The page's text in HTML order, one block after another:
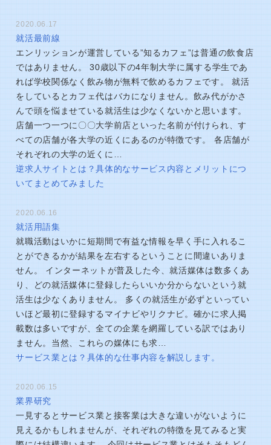
2020.06.17
就活最前線
エンリッションが運営している”知るカフェ”は普通の飲食店
ではありません。 30歳以下の4年制大学に属する学生であ
れば学校関係なく飲み物が無料で飲めるカフェです。 就活
をしているとカフェ代はバカになりません。飲み代がかさ
んで頭を悩ませている就活生は少なくないかと思います。
店舗一つ一つに〇〇大学前店といった名前が付けられ、す
べての店舗が各大学の近くにあるのが特徴です。 各店舗が
それぞれの大学の近くに…
逆求人サイトとは？具体的なサービス内容とメリットにつ
いてまとめてみました
2020.06.16
就活用語集
就職活動はいかに短期間で有益な情報を早く手に入れるこ
とができるかが結果を左右するということに間違いありま
せん。 インターネットが普及した今、就活媒体は数多くあ
り、どの就活媒体に登録したらいいか分からないという就
活生は少なくありません。 多くの就活生が必ずといってい
いほど最初に登録するマイナビやリクナビ。確かに求人掲
載数は多いですが、全ての企業を網羅している訳ではあり
ません。当然、これらの媒体にも求…
サービス業とは？具体的な仕事内容を解説します。
2020.06.15
業界研究
一見するとサービス業と接客業は大きな違いがないように
見えるかもしれませんが、それぞれの特徴を見てみると実